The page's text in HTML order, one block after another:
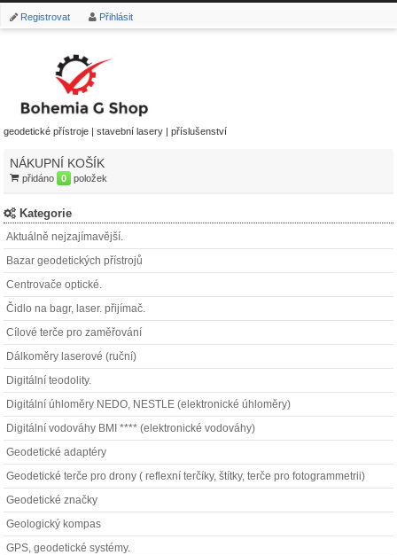
Registrovat Přihlásit
geodetické přístroje | stavební lasery | příslušenství
NÁKUPNÍ KOŠÍK
přidáno 0 položek
Kategorie
Aktuálně nejzajímavější.
Bazar geodetických přístrojů
Centrovače optické.
Čidlo na bagr, laser. přijímač.
Cílové terče pro zaměřování
Dálkoměry laserové (ruční)
Digitální teodolity.
Digitální úhloměry NEDO, NESTLE (elektronické úhloměry)
Digitální vodováhy BMI **** (elektronické vodováhy)
Geodetické adaptéry
Geodetické terče pro drony ( reflexní terčíky, štítky, terče pro fotogrammetrii)
Geodetické značky
Geologický kompas
GPS, geodetické systémy.